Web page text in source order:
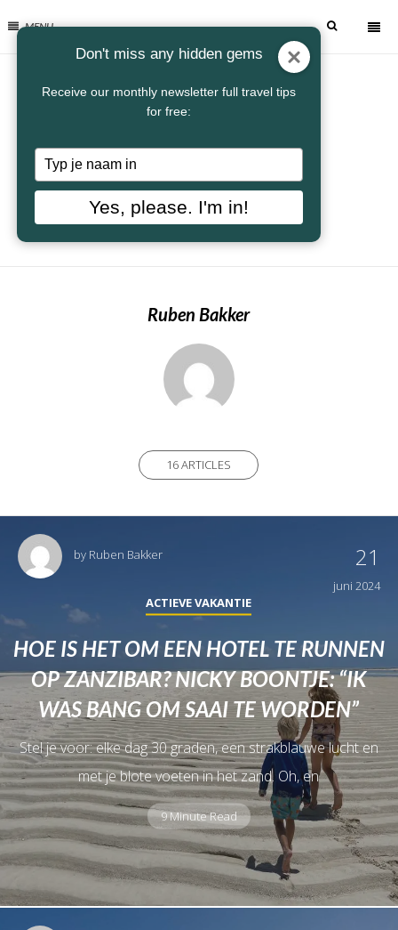
MENU
Ruben Bakker
16 ARTICLES
by Ruben Bakker 21
juni 2024
ACTIEVE VAKANTIE
HOE IS HET OM EEN HOTEL TE RUNNEN
OP ZANZIBAR? NICKY BOONTJE: “IK
WAS BANG OM SAAI TE WORDEN”
Stel je voor: elke dag 30 graden, een strakblauwe lucht en
met je blote voeten in het zand. Oh, en
9 Minute Read
Don't miss any hidden gems
Receive our monthly newsletter full travel tips
for free:
Typ
je
naam
Yes, please. I'm in!